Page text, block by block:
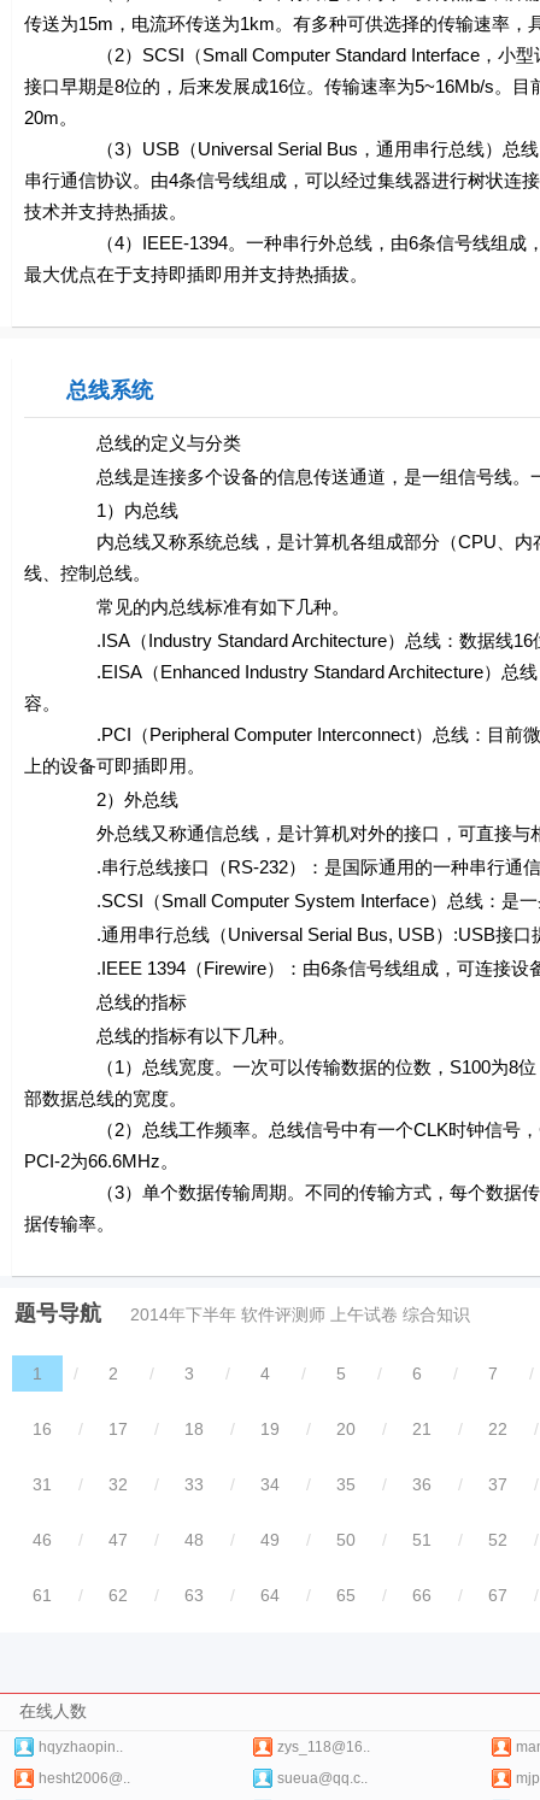
传送为15m，电流环传送为1km。有多种可供选择的传输速率，
（2）SCSI（Small Computer Standard Interface，小型计
接口早期是8位的，后来发展成16位。传输速率为5~16Mb/s。
20m。
（3）USB（Universal Serial Bus，通用串行总线）总线。
串行通信协议。由4条信号线组成，可以经过集线器进行树状连
技术并支持热插拔。
（4）IEEE-1394。一种串行外总线，由6条信号线组成，
最大优点在于支持即插即用并支持热插拔。
总线系统
总线的定义与分类
总线是连接多个设备的信息传送通道，是一组信号线。一
1）内总线
内总线又称系统总线，是计算机各组成部分（CPU、内存
线、控制总线。
常见的内总线标准有如下几种。
.ISA（Industry Standard Architecture）总线：数据线16
.EISA（Enhanced Industry Standard Architecture）总线：
容。
.PCI（Peripheral Computer Interconnect）总线：目前微
上的设备可即插即用。
2）外总线
外总线又称通信总线，是计算机对外的接口，可直接与相
.串行总线接口（RS-232）：是国际通用的一种串行通信
.SCSI（Small Computer System Interface）总线：是一
.通用串行总线（Universal Serial Bus, USB）:USB接口提
.IEEE 1394（Firewire）：由6条信号线组成，可连接设备
总线的指标
总线的指标有以下几种。
（1）总线宽度。一次可以传输数据的位数，S100为8位，
部数据总线的宽度。
（2）总线工作频率。总线信号中有一个CLK时钟信号，
PCI-2为66.6MHz。
（3）单个数据传输周期。不同的传输方式，每个数据传输
据传输率。
题号导航 2014年下半年 软件评测师 上午试卷 综合知识
1 / 2 / 3 / 4 / 5 / 6 / 7 /
16 / 17 / 18 / 19 / 20 / 21 / 22 /
31 / 32 / 33 / 34 / 35 / 36 / 37 /
46 / 47 / 48 / 49 / 50 / 51 / 52 /
61 / 62 / 63 / 64 / 65 / 66 / 67 /
在线人数
hqyzhaopin.. zys_118@16..
hesht2006@..
sueua@qq.c..